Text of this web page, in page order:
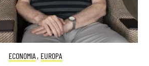
ECONOMIA , EUROPA